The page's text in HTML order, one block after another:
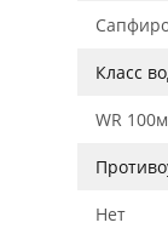
Класс
WR
Нет